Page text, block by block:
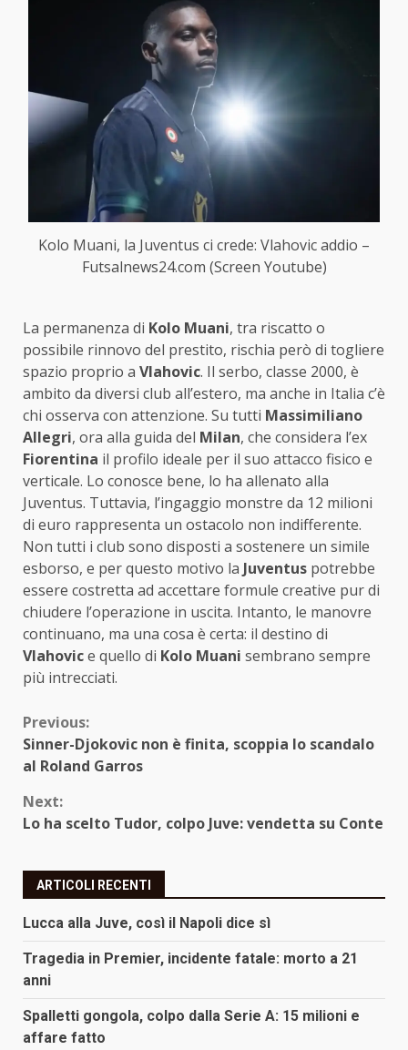
Kolo Muani, la Juventus ci crede: Vlahovic addio –
Futsalnews24.com (Screen Youtube)
La permanenza di Kolo Muani, tra riscatto o
possibile rinnovo del prestito, rischia però di togliere
spazio proprio a Vlahovic. Il serbo, classe 2000, è
ambito da diversi club all’estero, ma anche in Italia c’è
chi osserva con attenzione. Su tutti Massimiliano
Allegri, ora alla guida del Milan, che considera l’ex
Fiorentina il profilo ideale per il suo attacco fisico e
verticale. Lo conosce bene, lo ha allenato alla
Juventus. Tuttavia, l’ingaggio monstre da 12 milioni
di euro rappresenta un ostacolo non indifferente.
Non tutti i club sono disposti a sostenere un simile
esborso, e per questo motivo la Juventus potrebbe
essere costretta ad accettare formule creative pur di
chiudere l’operazione in uscita. Intanto, le manovre
continuano, ma una cosa è certa: il destino di
Vlahovice quello di Kolo Muani sembrano sempre
più intrecciati.
Continue
Reading
Previous:
Sinner-Djokovic non è finita, scoppia lo scandalo
al Roland Garros
Next:
Lo ha scelto Tudor, colpo Juve: vendetta su Conte
ARTICOLI RECENTI
Lucca alla Juve, così il Napoli dice sì
Tragedia in Premier, incidente fatale: morto a 21
anni
Spalletti gongola, colpo dalla Serie A: 15 milioni e
affare fatto